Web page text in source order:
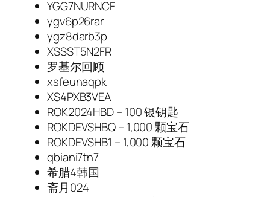
YGG7NURNCF
ygv6p26rar
ygz8darb3p
XSSST5N2FR
罗基尔回顾
xsfeunaqpk
XS4PXB3VEA
ROK2024HBD – 100 银钥匙
ROKDEVSHBQ – 1,000 颗宝石
ROKDEVSHB1 – 1,000 颗宝石
qbiani7tn7
希腊4韩国
斋月024